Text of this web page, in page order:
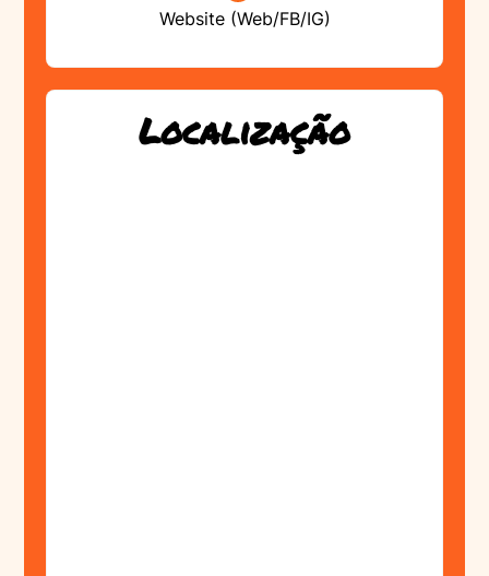
Website (Web/FB/IG)
Localização